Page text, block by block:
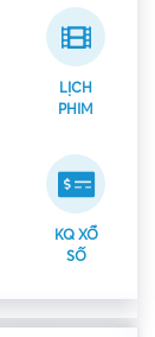
LỊCH
PHIM
KQ XỔ
SỐ